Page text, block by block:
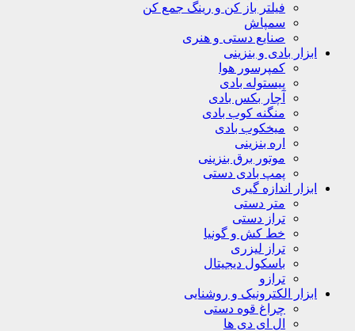
فیلتر باز کن و رینگ جمع کن
سمپاش
صنایع دستی و هنری
ابزار بادی و بنزینی
کمپرسور هوا
پیستوله بادی
آچار بکس بادی
منگنه کوب بادی
میخکوب بادی
اره بنزینی
موتور برق بنزینی
پمپ بادی دستی
ابزار اندازه گیری
متر دستی
تراز دستی
خط کش و گونیا
تراز لیزری
باسکول دیجیتال
ترازو
ابزار الکترونیک و روشنایی
چراغ قوه دستی
ال ای دی ها